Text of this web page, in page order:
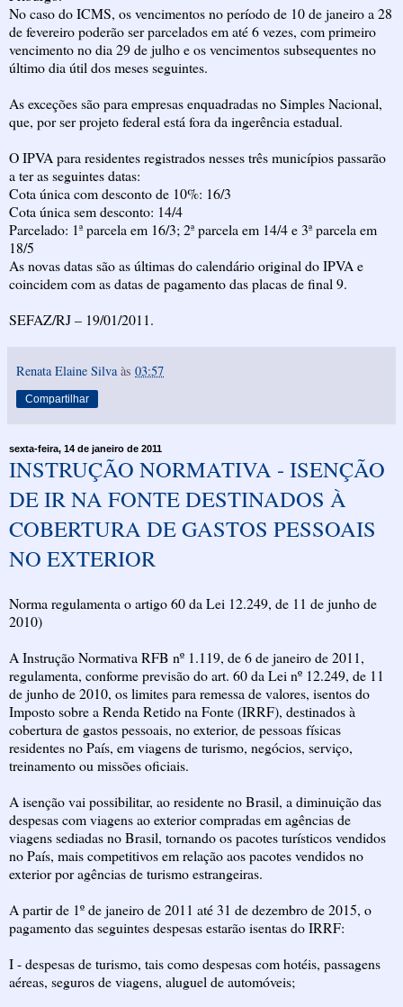
No caso do ICMS, os vencimentos no período de 10 de janeiro a 28
de fevereiro poderão ser parcelados em até 6 vezes, com primeiro
vencimento no dia 29 de julho e os vencimentos subsequentes no
último dia útil dos meses seguintes.
As exceções são para empresas enquadradas no Simples Nacional,
que, por ser projeto federal está fora da ingerência estadual.
O IPVA para residentes registrados nesses três municípios passarão
a ter as seguintes datas:
Cota única com desconto de 10%: 16/3
Cota única sem desconto: 14/4
Parcelado: 1ª parcela em 16/3; 2ª parcela em 14/4 e 3ª parcela em
18/5
As novas datas são as últimas do calendário original do IPVA e
coincidem com as datas de pagamento das placas de final 9.
SEFAZ/RJ – 19/01/2011.
Renata Elaine Silva às 03:57
Compartilhar
sexta-feira, 14 de janeiro de 2011
INSTRUÇÃO NORMATIVA - ISENÇÃO
DE IR NA FONTE DESTINADOS À
COBERTURA DE GASTOS PESSOAIS
NO EXTERIOR
Norma regulamenta o artigo 60 da Lei 12.249, de 11 de junho de
2010)
A Instrução Normativa RFB nº 1.119, de 6 de janeiro de 2011,
regulamenta, conforme previsão do art. 60 da Lei nº 12.249, de 11
de junho de 2010, os limites para remessa de valores, isentos do
Imposto sobre a Renda Retido na Fonte (IRRF), destinados à
cobertura de gastos pessoais, no exterior, de pessoas físicas
residentes no País, em viagens de turismo, negócios, serviço,
treinamento ou missões oficiais.
A isenção vai possibilitar, ao residente no Brasil, a diminuição das
despesas com viagens ao exterior compradas em agências de
viagens sediadas no Brasil, tornando os pacotes turísticos vendidos
no País, mais competitivos em relação aos pacotes vendidos no
exterior por agências de turismo estrangeiras.
A partir de 1º de janeiro de 2011 até 31 de dezembro de 2015, o
pagamento das seguintes despesas estarão isentas do IRRF:
I - despesas de turismo, tais como despesas com hotéis, passagens
aéreas, seguros de viagens, aluguel de automóveis;